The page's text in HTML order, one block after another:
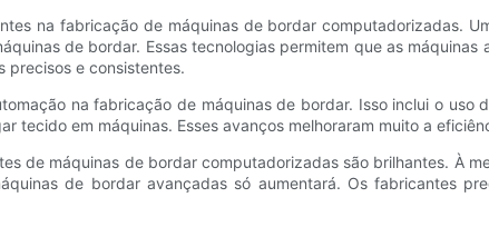
na fabricação de máquinas de bordar computadorizadas.
de bordar. Essas tecnologias permitem que as
precisos e consistentes.
na fabricação de máquinas de bordar. Isso inclui o
tecido em máquinas. Esses avanços melhoraram muito a
de máquinas de bordar computadorizadas são brilhantes. À
de bordar avançadas só aumentará. Os fabricantes